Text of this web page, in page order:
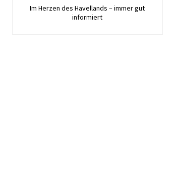
Im Herzen des Havellands – immer gut
informiert